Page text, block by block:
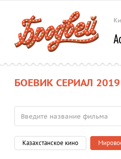
БОЕВИК СЕРИАЛ
Казахстанское кино